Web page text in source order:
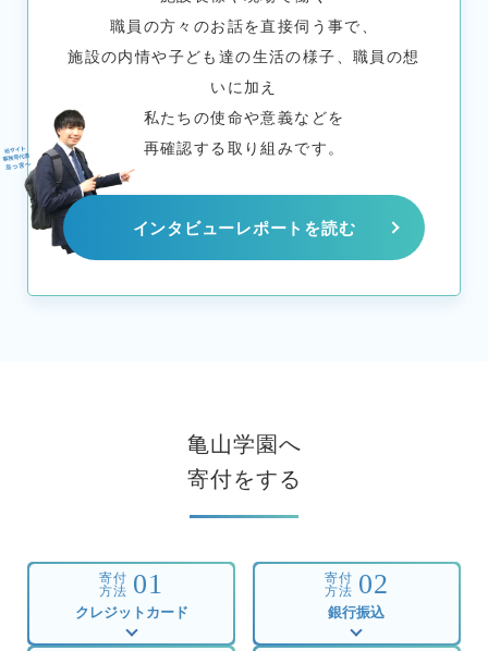
職員の方々のお話を直接伺う事で、
施設の内情や子ども達の生活の様子、職員の想
いに加え
私たちの使命や意義などを
再確認する取り組みです。
インタビューレポートを読む
亀山学園へ
寄付をする
寄付
方法 01
クレジットカード
寄付
方法 02
銀行振込